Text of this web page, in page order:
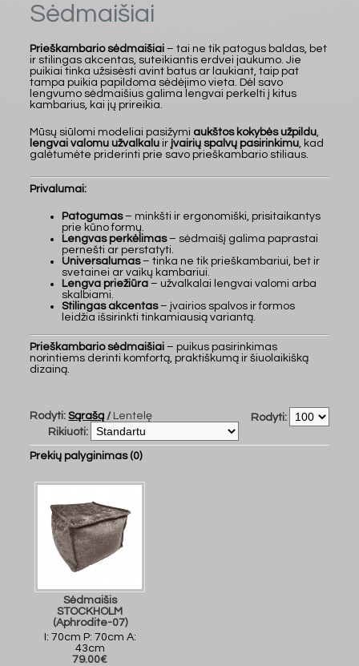
Sėdmaišiai
Prieškambario sėdmaišiai – tai ne tik patogus baldas, bet
ir stilingas akcentas, suteikiantis erdvei jaukumo. Jie
puikiai tinka užsisėsti avint batus ar laukiant, taip pat
tampa puikia papildoma sėdėjimo vieta. Dėl savo
lengvumo sėdmaišius galima lengvai perkelti į kitus
kambarius, kai jų prireikia.
Mūsų siūlomi modeliai pasižymi aukštos kokybės užpildu,
lengvai valomu užvalkalu irįvairių spalvų pasirinkimu, kad
galėtumėte priderinti prie savo prieškambario stiliaus.
Privalumai:
Patogumas– minkšti ir ergonomiški, prisitaikantys
prie kūno formų.
Lengvas perkėlimas– sėdmaišį galima paprastai
pernešti ar perstatyti.
Universalumas– tinka ne tik prieškambariui, bet ir
svetainei ar vaikų kambariui.
Lengva priežiūra – užvalkalai lengvai valomi arba
skalbiami.
Stilingas akcentas– įvairios spalvos ir formos
leidžia išsirinkti tinkamiausią variantą.
Prieškambario sėdmaišiai – puikus pasirinkimas
norintiems derinti komfortą, praktiškumą ir šiuolaikišką
dizainą.
Rodyti: Sąrašą / Lentelę
Rodyti:
Rikiuoti:
Prekių palyginimas (0)
Sėdmaišis
STOCKHOLM
(Aphrodite-07)
I: 70cm P: 70cm A:
43cm
79.00€